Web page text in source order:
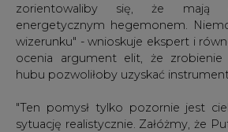
zorientowaliby się, że mają
energetycznym hegemonem.
wizerunku" - wnioskuje ekspert i
ocenia argument elit, że
hubu pozwoliłoby uzyskać
"Ten pomysł tylko pozornie jest
sytuację realistycznie. Załóżmy, że